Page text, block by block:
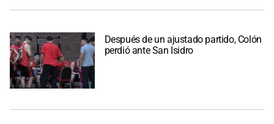
Después de un ajustado partido, Colón
perdió ante San Isidro